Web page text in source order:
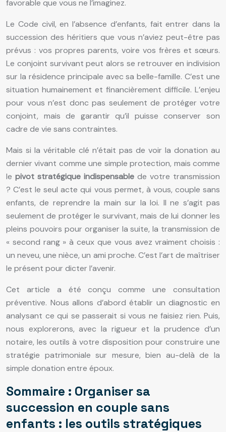
favorable que vous ne l’imaginez.
Le Code civil, en l’absence d’enfants, fait entrer dans la
succession des héritiers que vous n’aviez peut-être pas
prévus : vos propres parents, voire vos frères et sœurs.
Le conjoint survivant peut alors se retrouver en indivision
sur la résidence principale avec sa belle-famille. C’est une
situation humainement et financièrement difficile. L’enjeu
pour vous n’est donc pas seulement de protéger votre
conjoint, mais de garantir qu’il puisse conserver son
cadre de vie sans contraintes.
Mais si la véritable clé n’était pas de voir la donation au
dernier vivant comme une simple protection, mais comme
le pivot stratégique indispensable de votre transmission
? C’est le seul acte qui vous permet, à vous, couple sans
enfants, de reprendre la main sur la loi. Il ne s’agit pas
seulement de protéger le survivant, mais de lui donner les
pleins pouvoirs pour organiser la suite, la transmission de
« second rang » à ceux que vous avez vraiment choisis :
un neveu, une nièce, un ami proche. C’est l’art de maîtriser
le présent pour dicter l’avenir.
Cet article a été conçu comme une consultation
préventive. Nous allons d’abord établir un diagnostic en
analysant ce qui se passerait si vous ne faisiez rien. Puis,
nous explorerons, avec la rigueur et la prudence d’un
notaire, les outils à votre disposition pour construire une
stratégie patrimoniale sur mesure, bien au-delà de la
simple donation entre époux.
Sommaire : Organiser sa
succession en couple sans
enfants : les outils stratégiques